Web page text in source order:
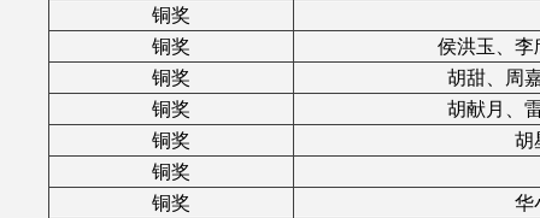
铜奖
铜奖
侯洪玉、
铜奖
胡甜、周
铜奖
胡献月、
铜奖
胡
铜奖
铜奖
华